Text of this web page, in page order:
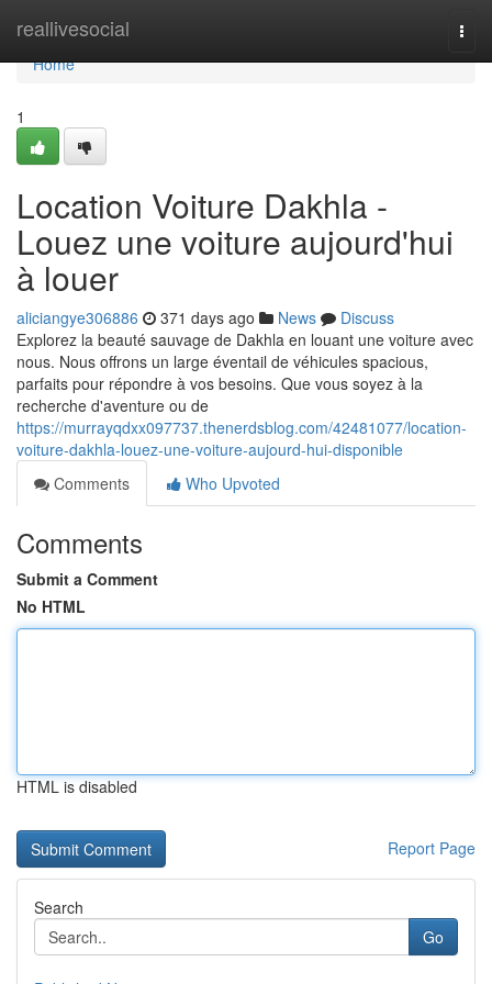
reallivesocial
Home
Home
1
Location Voiture Dakhla -
Louez une voiture aujourd'hui
à louer
aliciangye306886 371 days ago News
Discuss
Explorez la beauté sauvage de Dakhla en louant une voiture avec
nous. Nous offrons un large éventail de véhicules spacious,
parfaits pour répondre à vos besoins. Que vous soyez à la
recherche d'aventure ou de
https://murrayqdxx097737.thenerdsblog.com/42481077/location-
voiture-dakhla-louez-une-voiture-aujourd-hui-disponible
Comments
Who Upvoted
Comments
Submit a Comment
No HTML
HTML is disabled
Report Page
Search
Go